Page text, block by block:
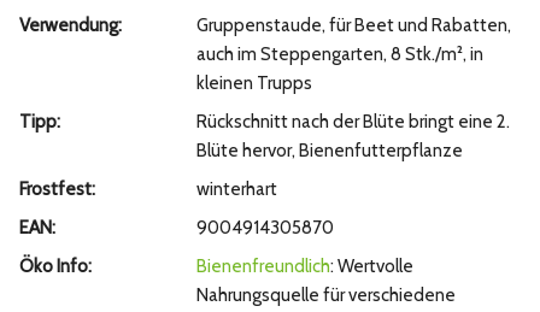
Verwendung:
Gruppenstaude, für Beet und Rabatten,
auch im Steppengarten, 8 Stk./m², in
kleinen Trupps
Tipp:
Rückschnitt nach der Blüte bringt eine 2.
Blüte hervor, Bienenfutterpflanze
Frostfest:
winterhart
EAN:
9004914305870
Öko Info:
Bienenfreundlich: Wertvolle
Nahrungsquelle für verschiedene